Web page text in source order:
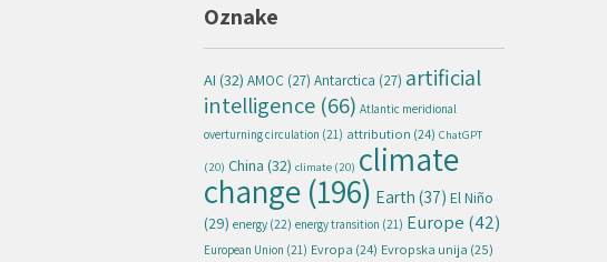
Oznake
AI (32) AMOC (27) Antarctica (27) artificial
intelligence (66) Atlantic meridional
overturning circulation (21) attribution (24) ChatGPT
(20) China (32) climate (20) climate
change (196) Earth (37) El Niño
(29) energy (22) energy transition (21) Europe (42)
European Union (21) Evropa (24) Evropska unija (25)